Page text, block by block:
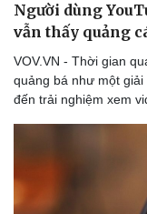
Người dùng
vẫn thấy quảng
VOV.VN - Thời gian
quảng bá như một
đến trải nghiệm xem